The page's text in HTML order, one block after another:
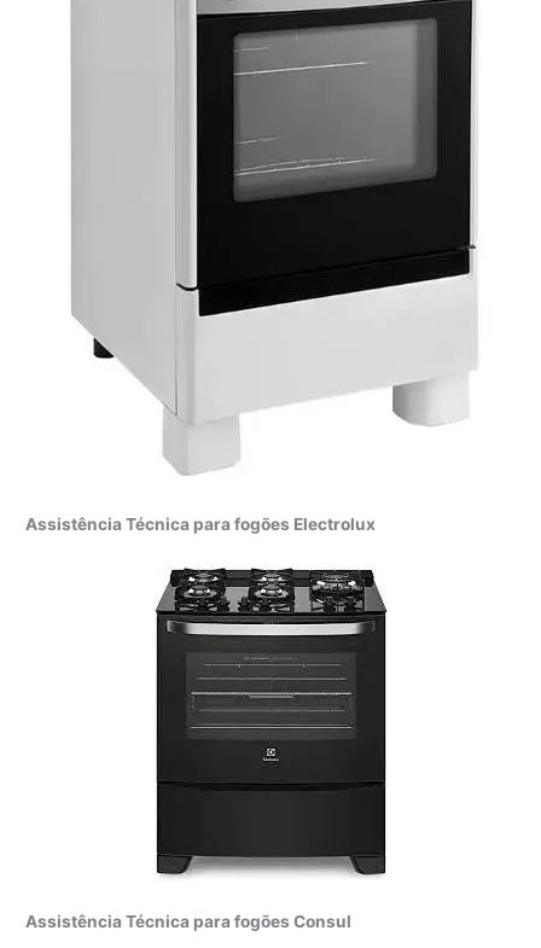
Assistência Técnica para fogões Electrolux
Assistência Técnica para fogões Consul